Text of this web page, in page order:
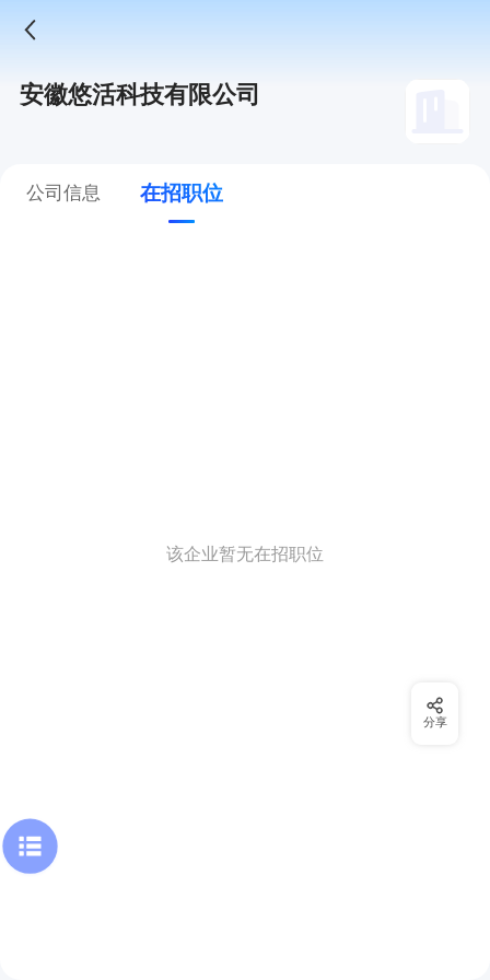
安徽悠活科技有限公司
公司信息 在招职位
该企业暂无在招职位
分享